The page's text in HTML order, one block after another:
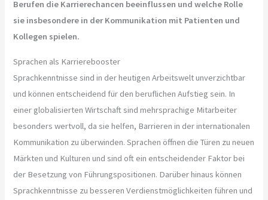
Berufen die Karrierechancen beeinflussen und welche Rolle
sie insbesondere in der Kommunikation mit Patienten und
Kollegen spielen.
Sprachen als Karrierebooster
Sprachkenntnisse sind in der heutigen Arbeitswelt unverzichtbar
und können entscheidend für den beruflichen Aufstieg sein. In
einer globalisierten Wirtschaft sind mehrsprachige Mitarbeiter
besonders wertvoll, da sie helfen, Barrieren in der internationalen
Kommunikation zu überwinden. Sprachen öffnen die Türen zu neuen
Märkten und Kulturen und sind oft ein entscheidender Faktor bei
der Besetzung von Führungspositionen. Darüber hinaus können
Sprachkenntnisse zu besseren Verdienstmöglichkeiten führen und